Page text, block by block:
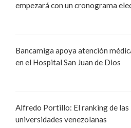
empezará con un cronograma
Bancamiga apoya atención
en el Hospital San Juan de Dios
Alfredo Portillo: El ranking de las
universidades venezolanas